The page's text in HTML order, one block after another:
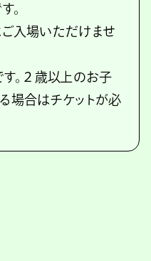
。
入場いただけませ
。２歳以上のお子
場合はチケットが必